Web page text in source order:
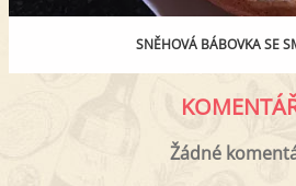
SNĚHOVÁ BÁBOVKA SE
Žádné